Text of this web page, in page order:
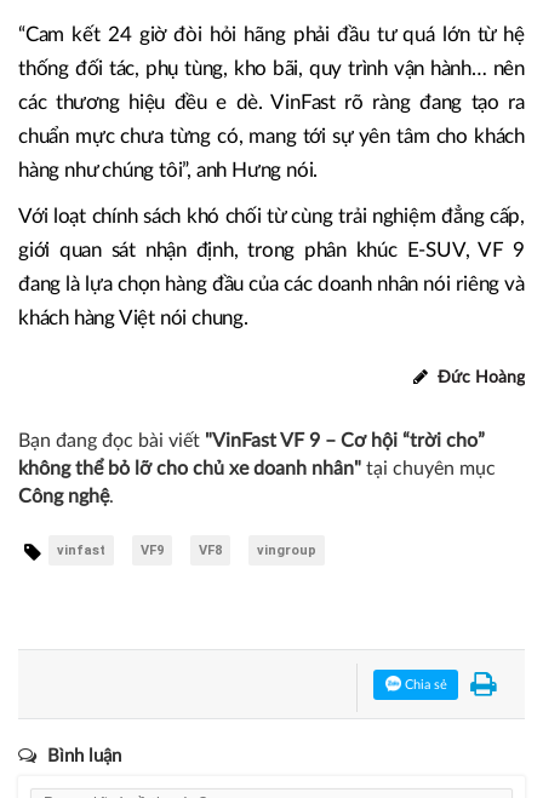
“Cam kết 24 giờ đòi hỏi hãng phải đầu tư quá lớn từ hệ
thống đối tác, phụ tùng, kho bãi, quy trình vận hành… nên
các thương hiệu đều e dè. VinFast rõ ràng đang tạo ra
chuẩn mực chưa từng có, mang tới sự yên tâm cho khách
hàng như chúng tôi”, anh Hưng nói.
Với loạt chính sách khó chối từ cùng trải nghiệm đẳng cấp,
giới quan sát nhận định, trong phân khúc E-SUV, VF 9
đang là lựa chọn hàng đầu của các doanh nhân nói riêng và
khách hàng Việt nói chung.
Đức Hoàng
Bạn đang đọc bài viết "VinFast VF 9 – Cơ hội “trời cho”
không thể bỏ lỡ cho chủ xe doanh nhân" tại chuyên mục
Công nghệ.
vinfast VF9 VF8 vingroup
Chia sẻ
Bình luận